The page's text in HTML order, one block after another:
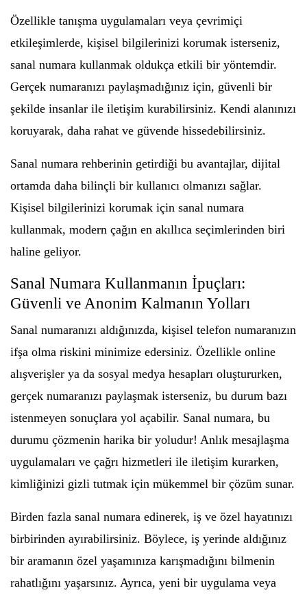
Özellikle tanışma uygulamaları veya çevrimiçi
etkileşimlerde, kişisel bilgilerinizi korumak isterseniz,
sanal numara kullanmak oldukça etkili bir yöntemdir.
Gerçek numaranızı paylaşmadığınız için, güvenli bir
şekilde insanlar ile iletişim kurabilirsiniz. Kendi alanınızı
koruyarak, daha rahat ve güvende hissedebilirsiniz.
Sanal numara rehberinin getirdiği bu avantajlar, dijital
ortamda daha bilinçli bir kullanıcı olmanızı sağlar.
Kişisel bilgilerinizi korumak için sanal numara
kullanmak, modern çağın en akıllıca seçimlerinden biri
haline geliyor.
Sanal Numara Kullanmanın İpuçları:
Güvenli ve Anonim Kalmanın Yolları
Sanal numaranızı aldığınızda, kişisel telefon numaranızın
ifşa olma riskini minimize edersiniz. Özellikle online
alışverişler ya da sosyal medya hesapları oluştururken,
gerçek numaranızı paylaşmak isterseniz, bu durum bazı
istenmeyen sonuçlara yol açabilir. Sanal numara, bu
durumu çözmenin harika bir yoludur! Anlık mesajlaşma
uygulamaları ve çağrı hizmetleri ile iletişim kurarken,
kimliğinizi gizli tutmak için mükemmel bir çözüm sunar.
Birden fazla sanal numara edinerek, iş ve özel hayatınızı
birbirinden ayırabilirsiniz. Böylece, iş yerinde aldığınız
bir aramanın özel yaşamınıza karışmadığını bilmenin
rahatlığını yaşarsınız. Ayrıca, yeni bir uygulama veya